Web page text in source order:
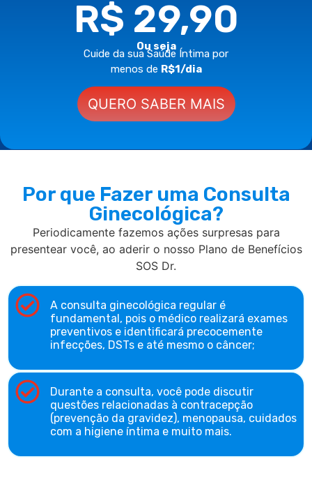
R$ 29,90
Ou seja
Cuide da sua Saúde Íntima por
menos de R$1/dia
QUERO SABER MAIS
Por que Fazer uma Consulta
Ginecológica?
Periodicamente fazemos ações surpresas para
presentear você, ao aderir o nosso Plano de Benefícios
SOS Dr.
A consulta ginecológica regular é
fundamental, pois o médico realizará exames
preventivos e identificará precocemente
infecções, DSTs e até mesmo o câncer;
Durante a consulta, você pode discutir
questões relacionadas à contracepção
(prevenção da gravidez), menopausa, cuidados
com a higiene íntima e muito mais.